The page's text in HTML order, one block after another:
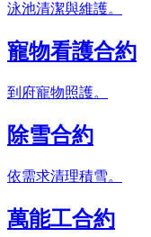
泳池清潔與維護。
寵物看護合約
到府寵物照護。
除雪合約
依需求清理積雪。
萬能工合約